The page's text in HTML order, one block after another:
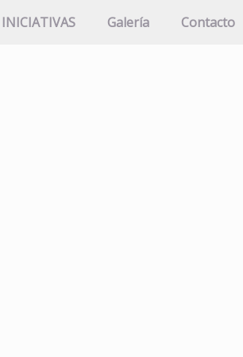
INICIATIVAS Galería Contacto